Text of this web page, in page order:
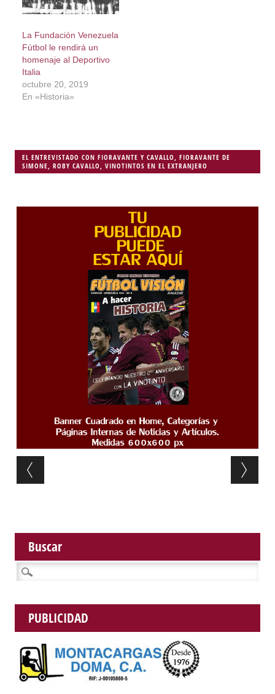
La Fundación Venezuela
Fútbol le rendirá un
homenaje al Deportivo
Italia
octubre 20, 2019
En «Historia»
EL ENTREVISTADO CON FIORAVANTE Y CAVALLO, FIORAVANTE DE
SIMONE, ROBY CAVALLO, VINOTINTOS EN EL EXTRANJERO
Post navigation
Buscar
Buscar:
PUBLICIDAD